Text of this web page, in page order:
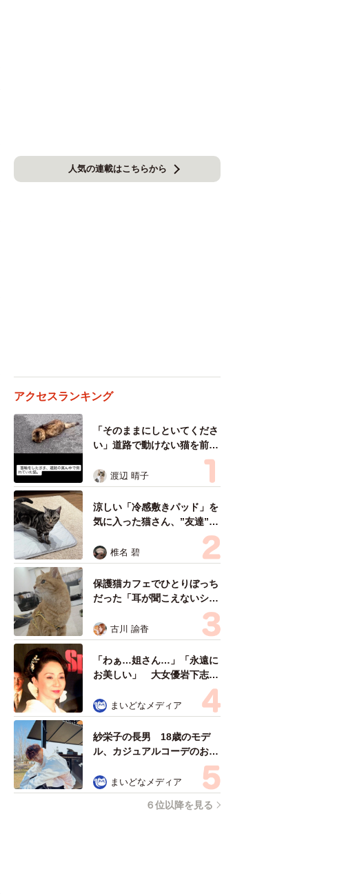
人気の連載はこちらから
アクセスランキング
「そのままにしといてくださ
い」道路で動けない猫を前に
返された一言… 懸命に生き
ようとした4日間 「命の重
さはみんな同じ」保護団体代
表の訴え
渡辺 晴子
涼しい「冷感敷きパッド」を
気に入った猫さん、”友達”を
ヨイショヨイショとご招待、
毛づくろいでおもてなし
椎名 碧
保護猫カフェでひとりぼっち
だった「耳が聞こえないシニ
ア猫」と運命の出会い→重度
のペットロスで適応障害だっ
た女性の人生が一変
古川 諭香
「わぁ…姐さん…」「永遠に
お美しい」 大女優岩下志麻
さん、写真家のインスタに登
場
まいどなメディア
紗栄子の長男 18歳のモデ
ル、カジュアルコーデのおし
ゃれ近影が「両親のいいとこ
取りの美しいお顔立ち」 9
歳に渡英し全寮制カレッジで
まいどなメディア
６位以降を見る